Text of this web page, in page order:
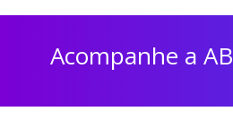
Acompanhe a